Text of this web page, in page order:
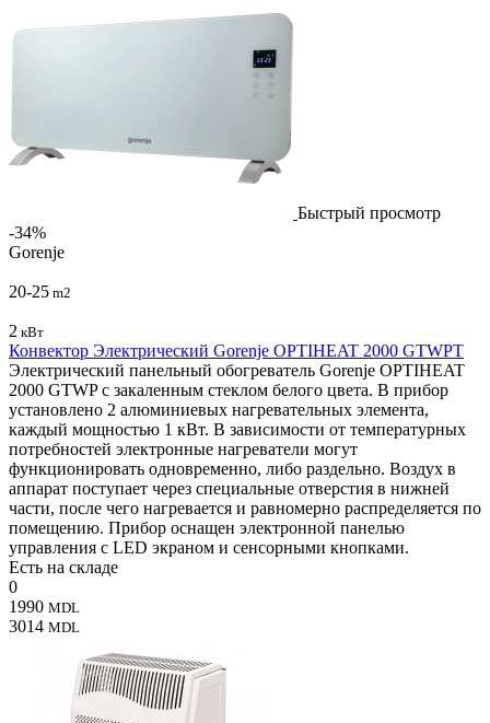
Быстрый просмотр
-34%
Gorenje
20-25 m2
2 кВт
Конвектор Электрический Gorenje OPTIHEAT 2000 GTWPT
Электрический панельный обогреватель Gorenje OPTIHEAT
2000 GTWP с закаленным стеклом белого цвета. В прибор
установлено 2 алюминиевых нагревательных элемента,
каждый мощностью 1 кВт. В зависимости от температурных
потребностей электронные нагреватели могут
функционировать одновременно, либо раздельно. Воздух в
аппарат поступает через специальные отверстия в нижней
части, после чего нагревается и равномерно распределяется по
помещению. Прибор оснащен электронной панелью
управления с LED экраном и сенсорными кнопками.
Есть на складе
0
1990 MDL
3014 MDL